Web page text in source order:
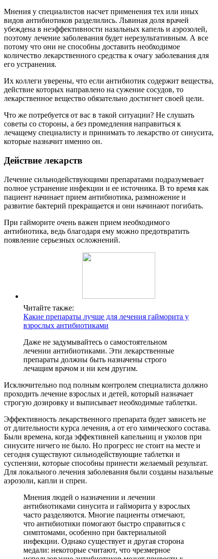
Мнения у специалистов насчет применения тех или иных
видов антибиотиков разделились. Львиная доля врачей
убеждена в неэффективности назальных капель и аэрозолей,
поэтому лечение заболевания будет нерезультативным. А все
потому что они не способны доставить необходимое
количество лекарственного средства к очагу заболевания для
его устранения.
Их коллеги уверены, что если антибиотик содержит вещества,
действие которых направлено на сужение сосудов, то
лекарственное вещество обязательно достигнет своей цели.
Что же потребуется от вас в такой ситуации? Не слушать
советы со стороны, а без промедления направиться к
лечащему специалисту и принимать то лекарство от синусита,
которые назначит именно он.
Действие лекарств
Лечение сильнодействующими препаратами подразумевает
полное устранение инфекции и ее источника. В то время как
пациент начинает прием антибиотика, размножение и
развитие бактерий прекращается и они начинают погибать.
При гайморите очень важен прием необходимого
антибиотика, ведь благодаря ему можно предотвратить
появление серьезных осложнений.
Читайте также:
Какие препараты лучше для лечения гайморита у
взрослых антибиотиками
Даже не задумывайтесь о самостоятельном
лечении антибиотиками. Эти лекарственные
препараты должны быть назначены строго
лечащим врачом и ни кем другим.
Исключительно под полным контролем специалиста должно
проходить лечение взрослых и детей, который назначает
строгую дозировку и выписывает необходимые таблетки.
Эффективность лекарственного препарата будет зависеть не
от длительности курса лечения, а от его химического состава.
Были времена, когда эффективней капельниц и уколов при
синусите ничего не было. Но прогресс не стоит на месте и
сегодня существуют сильнодействующие таблетки и
суспензии, которые способны принести желаемый результат.
Для локального лечения заболевания были созданы назальные
аэрозоли, капли и спреи.
Мнения людей о назначении и лечении
антибиотиками синусита и гайморита у взрослых
часто разделяются. Многие пациенты отмечают,
что антибиотики помогают быстро справиться с
симптомами, особенно при бактериальной
инфекции. Однако существует и другая сторона
медали: некоторые считают, что чрезмерное